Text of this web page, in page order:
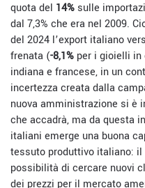
quota del 14% sulle
dal 7,3% che era nel 2009.
del 2024 l’export italiano
frenata (-8,1% per i gioielli in
indiana e francese, in un
incertezza creata dalla
nuova amministrazione si è
che accadrà, ma da questa
italiani emerge una buona
tessuto produttivo italiano: il
possibilità di cercare nuovi
dei prezzi per il mercato